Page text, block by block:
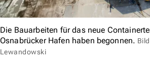
Die Bauarbeiten für das neue
Osnabrücker Hafen haben begonnen.
Lewandowski